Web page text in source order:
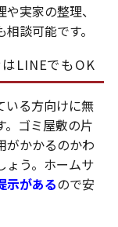
実家の整理、
談可能です。
LINEでもOK
いる方向けに無
。ゴミ屋敷の片
がかかるのかわ
ょう。ホームサ
示があるので安